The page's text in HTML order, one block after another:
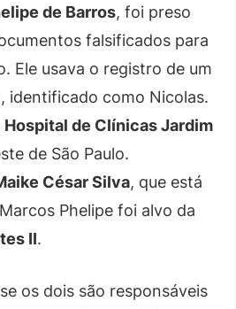
de Barros, foi preso
falsificados para
Ele usava o registro de um
identificado como Nicolas.
Hospital de Clínicas Jardim
de São Paulo.
César Silva, que está
Phelipe foi alvo da
II.
os dois são responsáveis